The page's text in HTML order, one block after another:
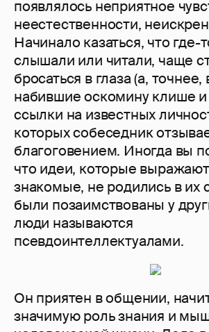
появлялось неприятное
неестественности,
Начинало казаться, что где-
слышали или читали, чаще
бросаться в глаза (а, точнее,
набившие оскомину клише и
ссылки на известных
которых собеседник
благоговением. Иногда вы
что идеи, которые
знакомые, не родились в их
были позаимствованы у
люди называются
псевдоинтеллектуалами.
Он приятен в общении,
значимую роль знания и